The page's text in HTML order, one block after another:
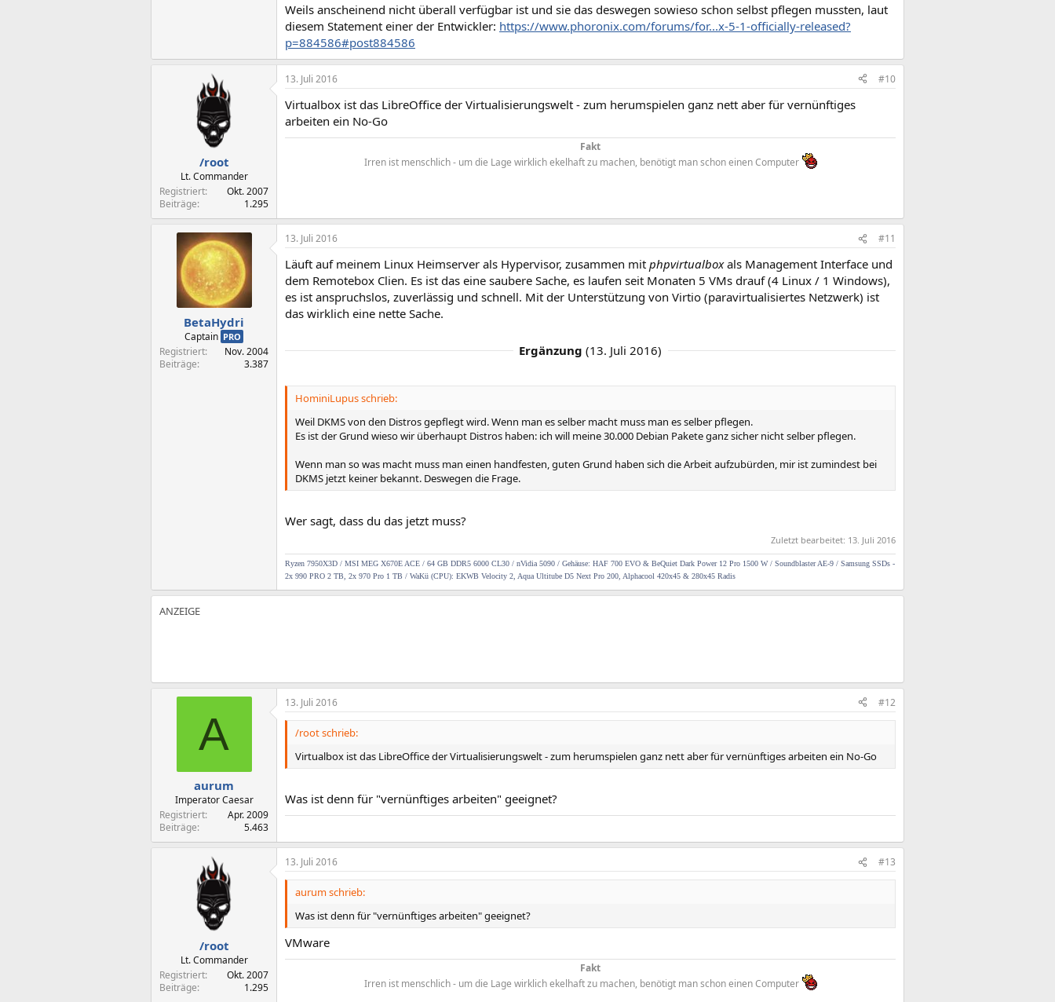
Weils anscheinend nicht überall verfügbar ist und sie das deswegen sowieso schon selbst pflegen mussten, laut
diesem Statement einer der Entwickler: https://www.phoronix.com/forums/for...x-5-1-officially-released?
p=884586#post884586
/root
Lt. Commander
Registriert
Okt. 2007
Beiträge
1.295
13. Juli 2016 #10
Virtualbox ist das LibreOffice der Virtualisierungswelt - zum herumspielen ganz nett aber für vernünftiges
arbeiten ein No-Go
Fakt
Irren ist menschlich - um die Lage wirklich ekelhaft zu machen, benötigt man schon einen Computer
BetaHydri
Captain PRO
Registriert
Nov. 2004
Beiträge
3.387
13. Juli 2016 #11
Läuft auf meinem Linux Heimserver als Hypervisor, zusammen mit phpvirtualboxals Management Interface und
dem Remotebox Clien. Es ist das eine saubere Sache, es laufen seit Monaten 5 VMs drauf (4 Linux / 1 Windows),
es ist anspruchslos, zuverlässig und schnell. Mit der Unterstützung von Virtio (paravirtualisiertes Netzwerk) ist
das wirklich eine nette Sache.
Ergänzung (13. Juli 2016)
HominiLupus schrieb:
Weil DKMS von den Distros gepflegt wird. Wenn man es selber macht muss man es selber pflegen.
Es ist der Grund wieso wir überhaupt Distros haben: ich will meine 30.000 Debian Pakete ganz sicher nicht selber pflegen.
Wenn man so was macht muss man einen handfesten, guten Grund haben sich die Arbeit aufzubürden, mir ist zumindest bei
DKMS jetzt keiner bekannt. Deswegen die Frage.
Wer sagt, dass du das jetzt muss?
Zuletzt bearbeitet: 13. Juli 2016
Ryzen 7950X3D / MSI MEG X670E ACE / 64 GB DDR5 6000 CL30 / nVidia 5090 / Gehäuse: HAF 700 EVO & BeQuiet Dark Power 12 Pro 1500 W / Soundblaster AE-9 / Samsung SSDs -
2x 990 PRO 2 TB, 2x 970 Pro 1 TB / WaKü (CPU): EKWB Velocity 2, Aqua Ultitube D5 Next Pro 200, Alphacool 420x45 & 280x45 Radis
A
aurum
Imperator Caesar
Registriert
Apr. 2009
Beiträge
5.463
13. Juli 2016 #12
/root schrieb:
Virtualbox ist das LibreOffice der Virtualisierungswelt - zum herumspielen ganz nett aber für vernünftiges arbeiten ein No-Go
Was ist denn für "vernünftiges arbeiten" geeignet?
/root
Lt. Commander
Registriert
Okt. 2007
Beiträge
1.295
13. Juli 2016 #13
aurum schrieb:
Was ist denn für "vernünftiges arbeiten" geeignet?
VMware
Fakt
Irren ist menschlich - um die Lage wirklich ekelhaft zu machen, benötigt man schon einen Computer